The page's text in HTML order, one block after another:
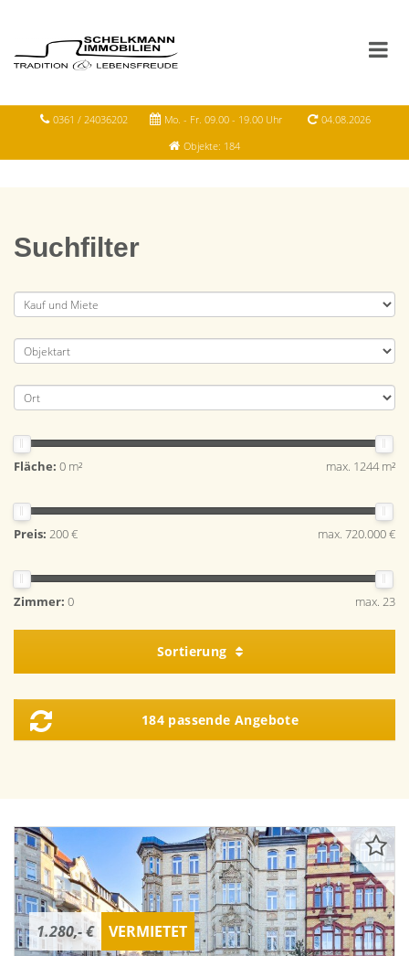
0361 / 24036202 Mo. - Fr. 09.00 - 19.00 Uhr
04.08.2026
Objekte: 184
Suchfilter
Fläche: 0 m² max. 1244 m²
Preis: 200 € max. 720.000 €
Zimmer: 0 max. 23
Sortierung
184 passende Angebote
1.280,- € VERMIETET